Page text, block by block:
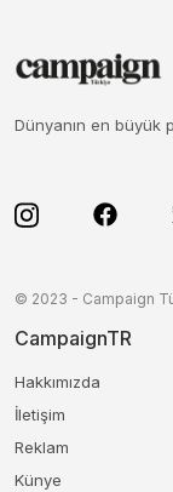
Dünyanın en büyük
© 2023 - Campaign
CampaignTR
Hakkımızda
İletişim
Reklam
Künye